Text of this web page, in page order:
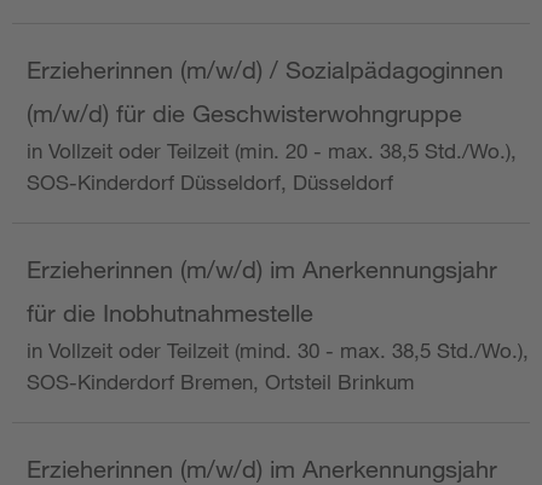
Erzieherinnen (m/w/d) / Sozialpädagoginnen
(m/w/d) für die Geschwisterwohngruppe
in Vollzeit oder Teilzeit (min. 20 - max. 38,5 Std./Wo.),
SOS-Kinderdorf Düsseldorf, Düsseldorf
Erzieherinnen (m/w/d) im Anerkennungsjahr
für die Inobhutnahmestelle
in Vollzeit oder Teilzeit (mind. 30 - max. 38,5 Std./Wo.),
SOS-Kinderdorf Bremen, Ortsteil Brinkum
Erzieherinnen (m/w/d) im Anerkennungsjahr